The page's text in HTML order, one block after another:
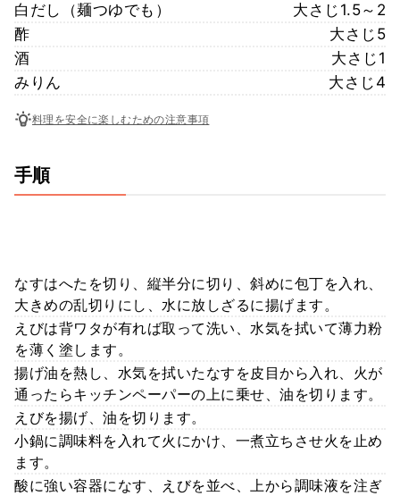
白だし（麺つゆでも）
大さじ1.5～2
酢
大さじ5
酒
大さじ1
みりん
大さじ4
料理を安全に楽しむための注意事項
手順
なすはへたを切り、縦半分に切り、斜めに包丁を入れ、
大きめの乱切りにし、水に放しざるに揚げます。
えびは背ワタが有れば取って洗い、水気を拭いて薄力粉
を薄く塗します。
揚げ油を熱し、水気を拭いたなすを皮目から入れ、火が
通ったらキッチンペーパーの上に乗せ、油を切ります。
えびを揚げ、油を切ります。
小鍋に調味料を入れて火にかけ、一煮立ちさせ火を止め
ます。
酸に強い容器になす、えびを並べ、上から調味液を注ぎ